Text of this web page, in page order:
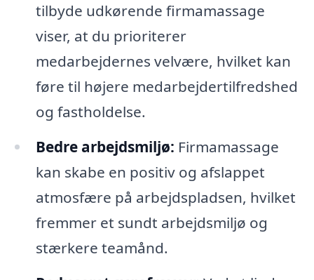
tilbyde udkørende firmamassage
viser, at du prioriterer
medarbejdernes velvære, hvilket kan
føre til højere medarbejdertilfredshed
og fastholdelse.
Bedre arbejdsmiljø: Firmamassage
kan skabe en positiv og afslappet
atmosfære på arbejdspladsen, hvilket
fremmer et sundt arbejdsmiljø og
stærkere teamånd.